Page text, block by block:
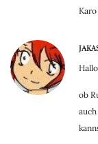
Karo
ob